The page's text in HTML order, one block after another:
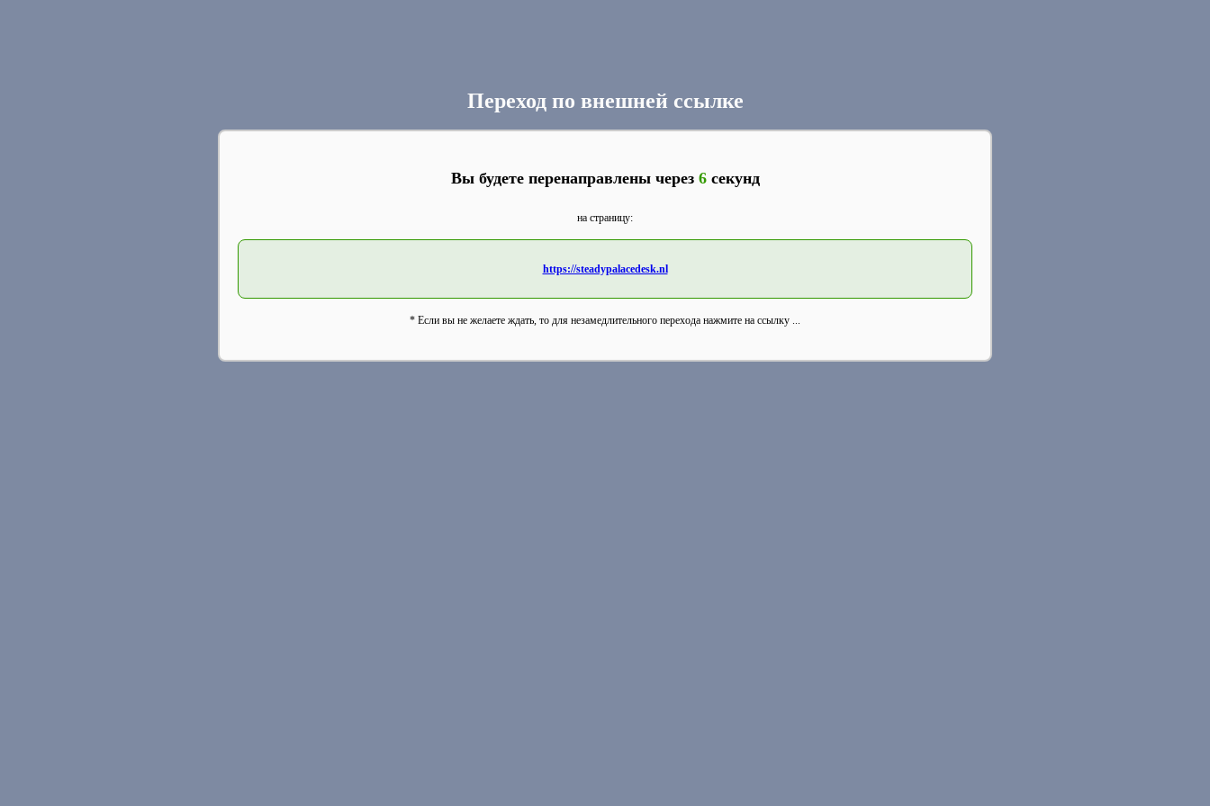
Переход по внешней ссылке
Вы будете перенаправлены через 6секунд
на страницу:
https://steadypalacedesk.nl
* Если вы не желаете ждать, то для незамедлительного перехода нажмите на ссылку ...